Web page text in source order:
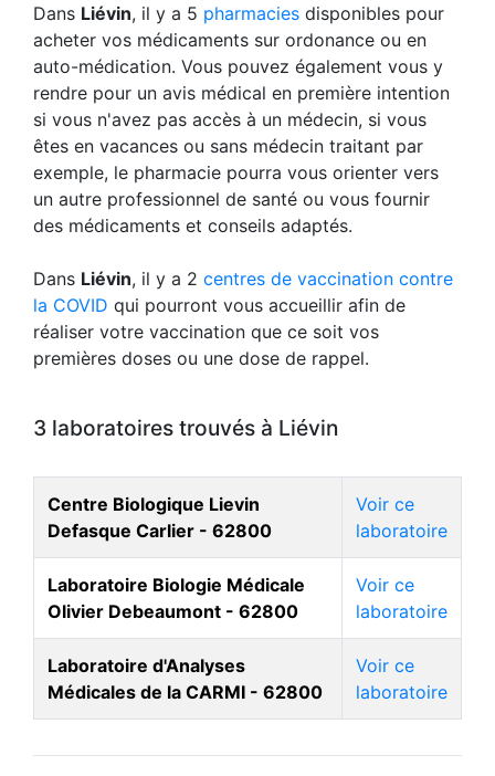
Dans Liévin, il y a 5 pharmacies disponibles pour
acheter vos médicaments sur ordonance ou en
auto-médication. Vous pouvez également vous y
rendre pour un avis médical en première intention
si vous n'avez pas accès à un médecin, si vous
êtes en vacances ou sans médecin traitant par
exemple, le pharmacie pourra vous orienter vers
un autre professionnel de santé ou vous fournir
des médicaments et conseils adaptés.
Dans Liévin, il y a 2 centres de vaccination contre
la COVID qui pourront vous accueillir afin de
réaliser votre vaccination que ce soit vos
premières doses ou une dose de rappel.
3 laboratoires trouvés à Liévin
Centre Biologique Lievin
Defasque Carlier - 62800
Voir ce
laboratoire
Laboratoire Biologie Médicale
Olivier Debeaumont - 62800
Voir ce
laboratoire
Laboratoire d'Analyses
Médicales de la CARMI - 62800
Voir ce
laboratoire